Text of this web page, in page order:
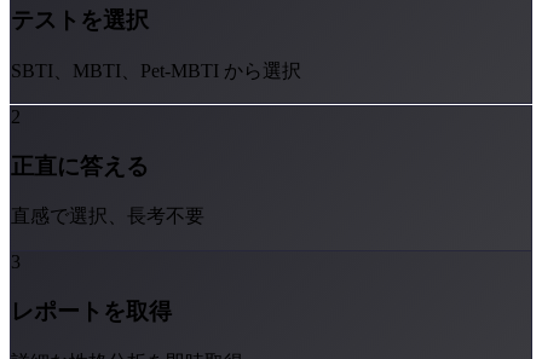
テストを選択
SBTI、MBTI、Pet-MBTI から選択
2
正直に答える
直感で選択、長考不要
3
レポートを取得